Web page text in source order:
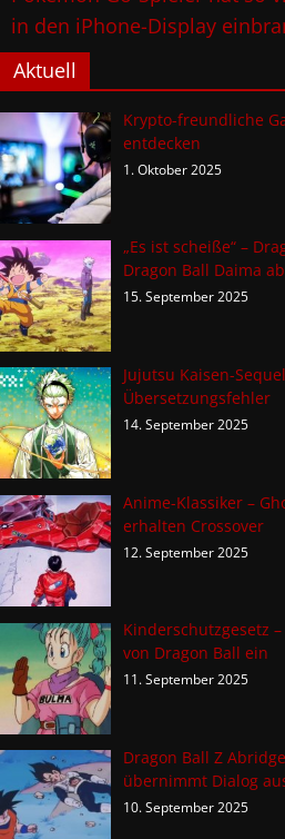
in den iPhone-Display
Aktuell
Krypto-freundliche
entdecken
1. Oktober 2025
„Es ist scheiße“ –
Dragon Ball Daima ab
15. September 2025
Jujutsu Kaisen-
Übersetzungsfehler
14. September 2025
Anime-Klassiker –
erhalten Crossover
12. September 2025
Kinderschutzgesetz
von Dragon Ball ein
11. September 2025
Dragon Ball Z
übernimmt Dialog
10. September 2025